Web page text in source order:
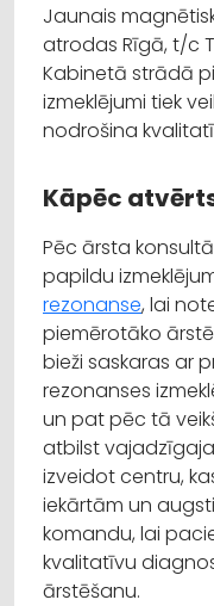
Jaunais
atrodas Rīgā, t/c
Kabinetā strādā
izmeklējumi tiek
nodrošina
Kāpēc
Pēc ārsta
papildu
rezonanse, lai
piemērotāko
bieži saskaras ar
rezonanses
un pat pēc tā
atbilst
izveidot centru,
iekārtām un
komandu, lai
kvalitatīvu
ārstēšanu.